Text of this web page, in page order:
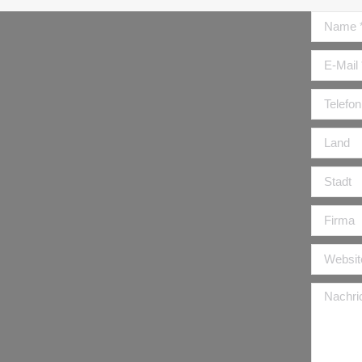
Name *
E-Mail *
Telefon
Land
Stadt
Firma
Website